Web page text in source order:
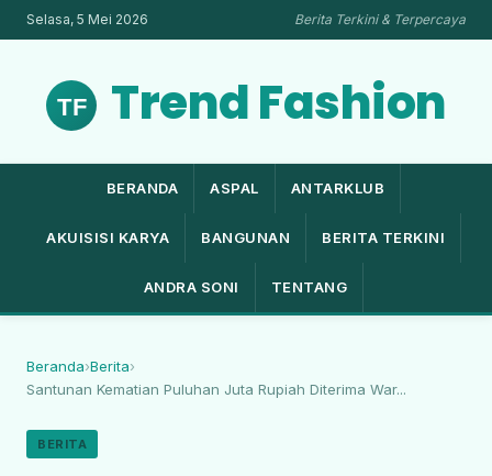
Selasa, 5 Mei 2026 Berita Terkini & Terpercaya
Trend Fashion
BERANDA ASPAL ANTARKLUB
AKUISISI KARYA BANGUNAN BERITA TERKINI
ANDRA SONI TENTANG
Beranda›Berita›
Santunan Kematian Puluhan Juta Rupiah Diterima War...
BERITA